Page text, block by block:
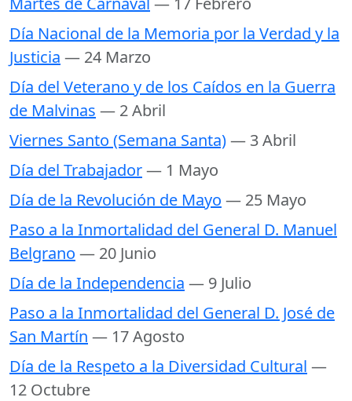
Día Nacional de la Memoria por la Verdad y la
Justicia — 24 Marzo
Día del Veterano y de los Caídos en la Guerra
de Malvinas — 2 Abril
Viernes Santo (Semana Santa)— 3 Abril
Día del Trabajador— 1 Mayo
Día de la Revolución de Mayo — 25 Mayo
Paso a la Inmortalidad del General D. Manuel
Belgrano — 20 Junio
Día de la Independencia — 9 Julio
Paso a la Inmortalidad del General D. José de
San Martín — 17 Agosto
Día de la Respeto a la Diversidad Cultural —
12 Octubre